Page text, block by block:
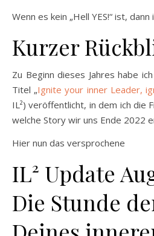
Wenn es kein „Hell YES!“ ist,
Kurzer
Zu Beginn dieses Jahres habe
Titel „Ignite your inner Leader,
IL²) veröffentlicht, in dem ich die
welche Story wir uns Ende 2022
Hier nun das versprochene
IL² Update
Die Stunde